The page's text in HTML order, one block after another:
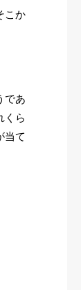
こか
であ
くら
当て